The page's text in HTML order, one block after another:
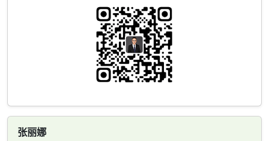
张丽娜